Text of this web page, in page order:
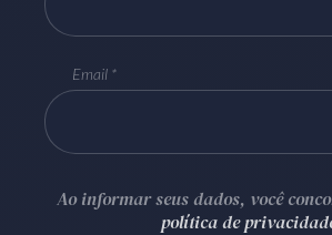
Email
Ao informar seus dados, você
política de